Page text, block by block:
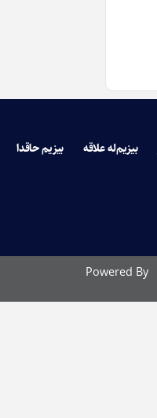
بیزیم‌له علاقه بیزیم حاقدا
Powered By